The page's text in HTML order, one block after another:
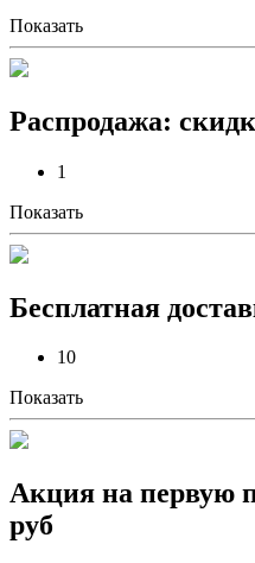
Показать
Распродажа:
1
Показать
Бесплатная
10
Показать
Акция на первую
руб